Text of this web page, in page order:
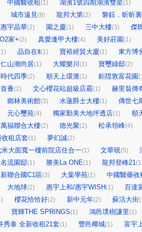
中國醫收租 (1) 湖濱1號四期湖濱雙星(1)
城市遠見(8) 龍邦大第(2)
磐鈺．昕昕
惠宇晶華(2) 園之廈(1) 三中大樓(3)
傑
家+(2) 真愛逢甲大樓(4) 美好莊園 (1)
品自在Ⅱ(1) 寶裕經貿大廈(1)
東方博
仁山潮尚居(1) 大耀樂川 (1) 寶璽綠邸(2)
時代四季(2) 順天上環滙(1) 鉅陞敦富花園
首薈(2) 文心櫻花站超級店霸(1)
赫里翁傳
鄉林美術館(3) 水蓮爵士大樓(1)
傳世七
元心璽苑(4) 獨家勤美大地坪透店(1)
順
萬福聯合大樓(2) 德光聚(2) 松承領峰(4)
租店套(1) 夢幻誠(2)
大面寬一樓前院店住合一(1) 文華硯(5)
名流園邸(1) 勝美La ONE(1) 龍邦登峰21
新聯合國C1區(3) 大葉學苑(1)
中國醫藥收
大地球(2) 惠宇上和/惠宇WISH(1)
百達
櫻花恰恰好(2) 新中元年(2) 蘇活大街
寶輝THE SPRINGS(1) 鴻邑璞樹謙里(1)
秀泰.全新收租21套(1) 豐邑椰城(1)
富宇